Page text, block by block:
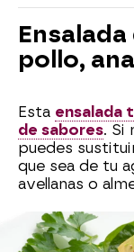
pollo,
Esta ensalada
de sabores. Si
puedes
que sea de tu
avellanas o